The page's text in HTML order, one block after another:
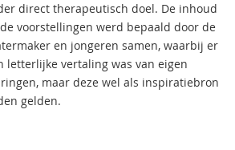
direct therapeutisch doel. De inhoud
voorstellingen werd bepaald door de
en jongeren samen, waarbij er
letterlijke vertaling was van eigen
maar deze wel als inspiratiebron
gelden.